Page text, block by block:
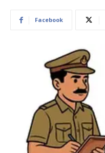
Facebook